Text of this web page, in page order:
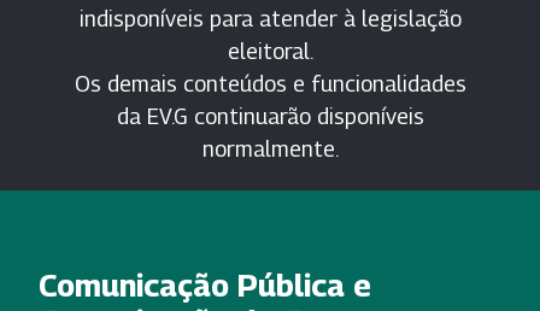
indisponíveis para atender à legislação
eleitoral.
Os demais conteúdos e funcionalidades
da EV.G continuarão disponíveis
normalmente.
Comunicação Pública e